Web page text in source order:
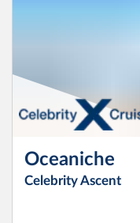
Oceaniche
Celebrity Ascent